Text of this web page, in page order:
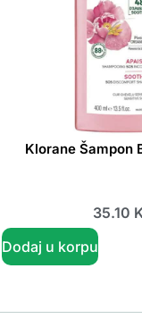
Klorane Šampon
35.10
Dodaj u korpu